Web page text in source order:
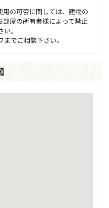
の可否に関しては、建物の
屋の所有者様によって禁止
。
でご相談下さい。